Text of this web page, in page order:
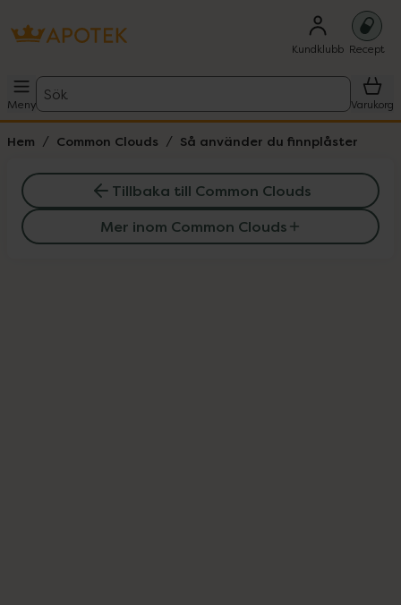
Kundklubb Recept
Meny
Sök
Varukorg
Hem Common Clouds Så använder du finnplåster
Tillbaka till Common Clouds
Mer inom Common Clouds